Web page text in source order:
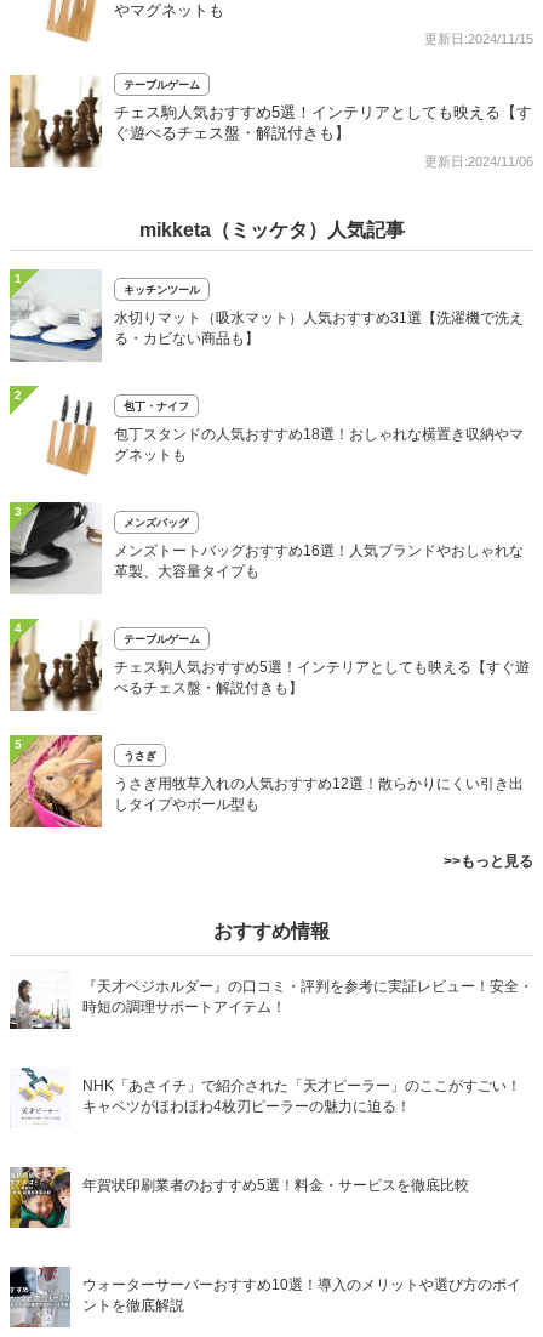
やマグネットも
更新日:2024/11/15
テーブルゲーム
チェス駒人気おすすめ5選！インテリアとしても映える【す
ぐ遊べるチェス盤・解説付きも】
更新日:2024/11/06
mikketa（ミッケタ）人気記事
1
キッチンツール
水切りマット（吸水マット）人気おすすめ31選【洗濯機で洗え
る・カビない商品も】
2
包丁・ナイフ
包丁スタンドの人気おすすめ18選！おしゃれな横置き収納やマ
グネットも
3
メンズバッグ
メンズトートバッグおすすめ16選！人気ブランドやおしゃれな
革製、大容量タイプも
4
テーブルゲーム
チェス駒人気おすすめ5選！インテリアとしても映える【すぐ遊
べるチェス盤・解説付きも】
5
うさぎ
うさぎ用牧草入れの人気おすすめ12選！散らかりにくい引き出
しタイプやボール型も
>>もっと見る
おすすめ情報
『天才ベジホルダー』の口コミ・評判を参考に実証レビュー！安全・
時短の調理サポートアイテム！
NHK「あさイチ」で紹介された「天才ピーラー」のここがすごい！
キャベツがほわほわ4枚刃ピーラーの魅力に迫る！
年賀状印刷業者のおすすめ5選！料金・サービスを徹底比較
ウォーターサーバーおすすめ10選！導入のメリットや選び方のポイ
ントを徹底解説